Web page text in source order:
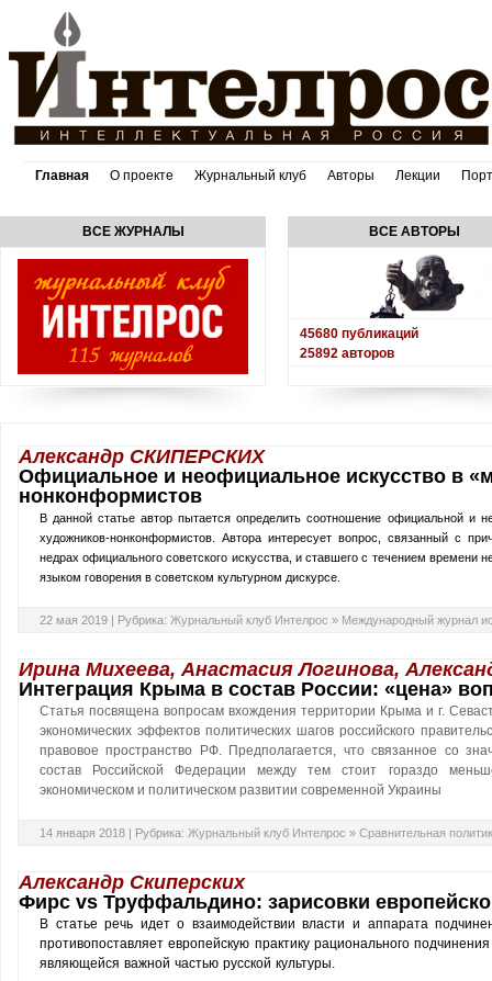
Главная О проекте Журнальный клуб Авторы Лекции
ВСЕ ЖУРНАЛЫ ВСЕ АВТОРЫ
45680 публикаций
25892 авторов
Александр СКИПЕРСКИХ
Официальное и неофициальное искусство в
нонконформистов
В данной статье автор пытается определить соотношение официальной и
художников-нонконформистов. Автора интересует вопрос, связанный с
недрах официального советского искусства, и ставшего с течением
языком говорения в советском культурном дискурсе.
22 мая 2019 | Рубрика: Журнальный клуб Интелрос » Международный журнал
Ирина Михеева, Анастасия Логинова,
Интеграция Крыма в состав России: «цена»
Статья посвящена вопросам вхождения территории Крыма и г.
экономических эффектов политических шагов российского
правовое пространство РФ. Предполагается, что связанное со
состав Российской Федерации между тем стоит гораздо
экономическом и политическом развитии современной Украины
14 января 2018 | Рубрика: Журнальный клуб Интелрос » Сравнительная
Александр Скиперских
Фирс vs Труффальдино: зарисовки
В статье речь идет о взаимодействии власти и аппарата
противопоставляет европейскую практику рационального
являющейся важной частью русской культуры.